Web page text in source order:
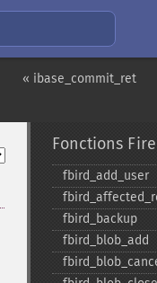
« ibase_commit_ret
Fonctions
fbird_​add_​user
fbird_​backup
fbird_​blob_​add